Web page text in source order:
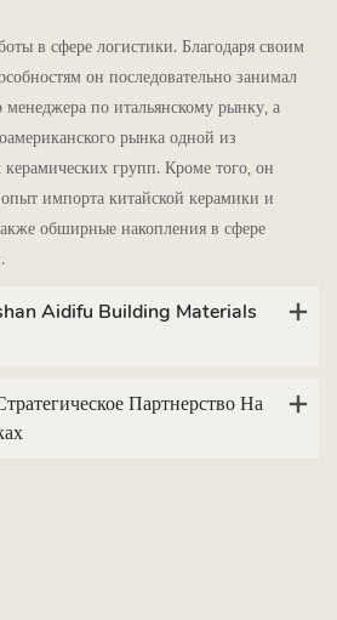
в сфере логистики. Благодаря своим
он последовательно занимал
менеджера по итальянскому рынку, а
рынка одной из
групп. Кроме того, он
импорта китайской керамики и
обширные накопления в сфере
Aidifu Building Materials
Партнерство На